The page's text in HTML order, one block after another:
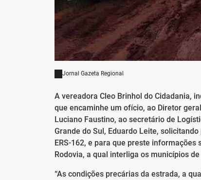
Jornal Gazeta Regional
A vereadora Cleo Brinhol do Cidadania,
que encaminhe um ofício, ao Diretor
Luciano Faustino, ao secretário de
Grande do Sul, Eduardo Leite,
ERS-162, e para que preste
Rodovia, a qual interliga os municípios
“As condições precárias da estrada, a